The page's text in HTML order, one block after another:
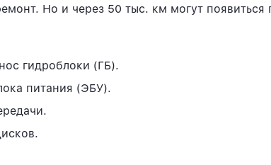
Но и через 50 тыс. км могут
гидроблоки (ГБ).
питания (ЭБУ).